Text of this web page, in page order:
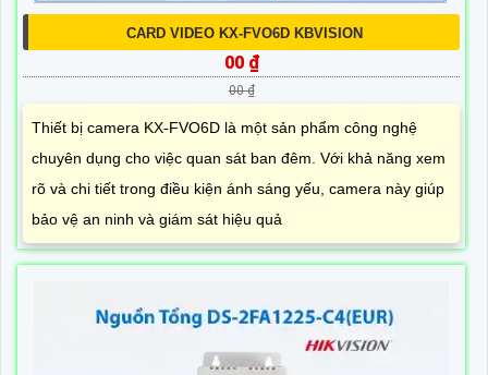
CARD VIDEO KX-FVO6D KBVISION
00 ₫
00 ₫
Thiết bị camera KX-FVO6D là một sản phẩm công nghệ
chuyên dụng cho việc quan sát ban đêm. Với khả năng xem
rõ và chi tiết trong điều kiện ánh sáng yếu, camera này giúp
bảo vệ an ninh và giám sát hiệu quả